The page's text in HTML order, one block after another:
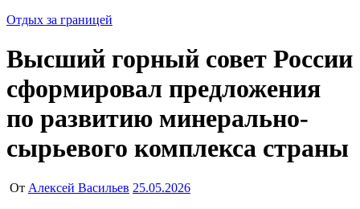
Отдых за границей
Высший горный совет России
сформировал предложения
по развитию минерально-
сырьевого комплекса страны
От Алексей Васильев 25.05.2026